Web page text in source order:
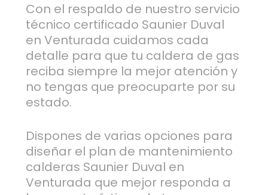
Con el respaldo de nuestro servicio
técnico certificado Saunier Duval
en Venturada cuidamos cada
detalle para que tu caldera de gas
reciba siempre la mejor atención y
no tengas que preocuparte por su
estado.
Dispones de varias opciones para
diseñar el plan de mantenimiento
calderas Saunier Duval en
Venturada que mejor responda a